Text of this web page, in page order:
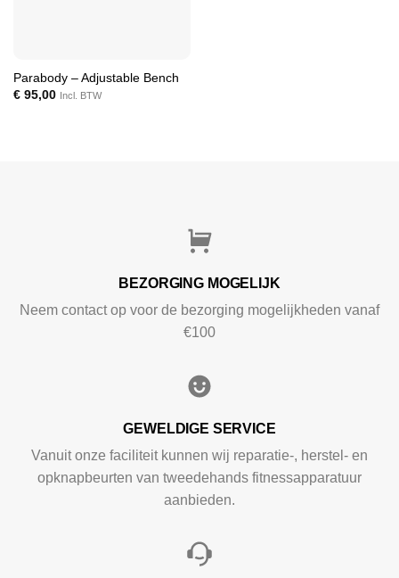
Parabody – Adjustable Bench
€95,00 Incl. BTW
BEZORGING MOGELIJK
Neem contact op voor de bezorging mogelijkheden vanaf
€100
GEWELDIGE SERVICE
Vanuit onze faciliteit kunnen wij reparatie-, herstel- en
opknapbeurten van tweedehands fitnessapparatuur
aanbieden.